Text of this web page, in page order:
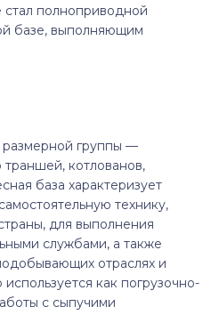
стал полноприводной
базе, выполняющим
группы —
котлованов,
база характеризует
технику,
для выполнения
службами, а также
отраслях и
как погрузочно-
с сыпучими